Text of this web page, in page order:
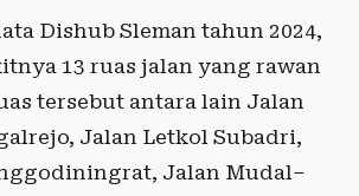
Dishub Sleman tahun 2024,
13 ruas jalan yang rawan
tersebut antara lain Jalan
Jalan Letkol Subadri,
Jalan Mudal–